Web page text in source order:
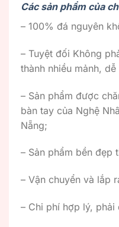
Các sản phẩm của
– 100% đá nguyên
– Tuyệt đối Không
thành nhiều mảnh,
– Sản phẩm được
bàn tay của Nghệ
Nẵng;
– Sản phẩm bền đẹp
– Vận chuyển và lắp
– Chi phí hợp lý, phải